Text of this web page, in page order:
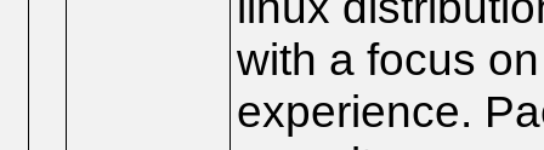
with a focus
experience.